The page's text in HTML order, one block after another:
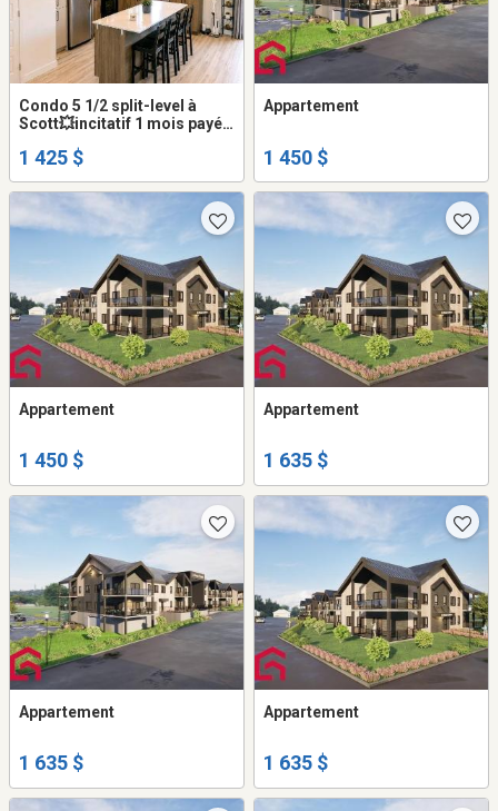
Condo 5 1/2 split-level à
Scott💥incitatif 1 mois payé
1 425 $
Appartement
1 450 $
Appartement
1 450 $
Appartement
1 635 $
Appartement
1 635 $
Appartement
1 635 $